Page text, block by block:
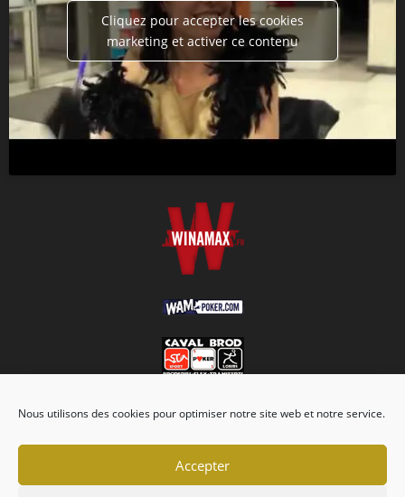
Nous utilisons des cookies pour optimiser notre site web et notre service.
Accepter
Cliquez pour accepter les cookies
marketing et activer ce contenu